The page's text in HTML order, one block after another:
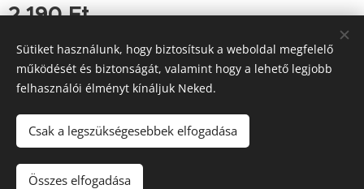
2 190Ft
Tutajos Vendéglő / A Tutajos házhoz viszi a minőséget
Információk
Sütik
Sütiket használunk, hogy biztosítsuk a weboldal megfelelő
működését és biztonságát, valamint hogy a lehető legjobb
felhasználói élményt kínáljuk Neked.
Csak a legszükségesebbek elfogadása
Összes elfogadása